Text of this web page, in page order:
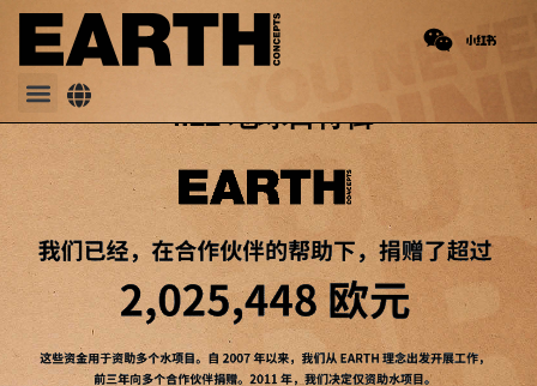
PREVIOUS
4.22 地球日特辑